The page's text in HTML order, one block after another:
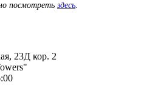
посмотреть здесь.
23Д кор. 2